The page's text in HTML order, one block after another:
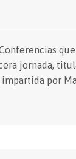
jornada,
por